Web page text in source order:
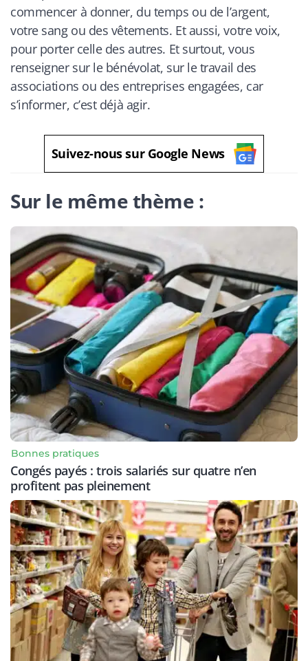
commencer à donner, du temps ou de l’argent,
votre sang ou des vêtements. Et aussi, votre voix,
pour porter celle des autres. Et surtout, vous
renseigner sur le bénévolat, sur le travail des
associations ou des entreprises engagées, car
s’informer, c’est déjà agir.
Suivez-nous sur Google News
Sur le même thème :
Bonnes pratiques
Congés payés : trois salariés sur quatre n’en
profitent pas pleinement